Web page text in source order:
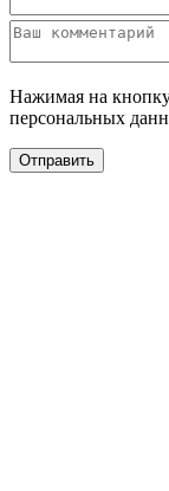
Нажимая на
персональных
Отправить